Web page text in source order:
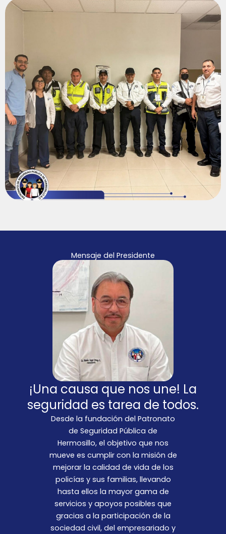
Mensaje del Presidente
¡Una causa que nos une! La
seguridad es tarea de todos.
Desde la fundación del Patronato
de Seguridad Pública de
Hermosillo, el objetivo que nos
mueve es cumplir con la misión de
mejorar la calidad de vida de los
policías y sus familias, llevando
hasta ellos la mayor gama de
servicios y apoyos posibles que
gracias a la participación de la
sociedad civil, del empresariado y